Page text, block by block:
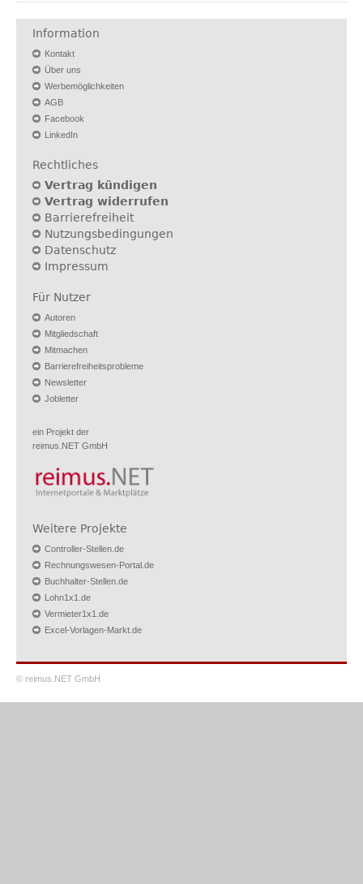
Information
Kontakt
Über uns
Werbemöglichkeiten
AGB
Facebook
LinkedIn
Rechtliches
Vertrag kündigen
Vertrag widerrufen
Barrierefreiheit
Nutzungsbedingungen
Datenschutz
Impressum
Für Nutzer
Autoren
Mitgliedschaft
Mitmachen
Barrierefreiheitsprobleme
Newsletter
Jobletter
ein Projekt der
reimus.NET GmbH
Weitere Projekte
Controller-Stellen.de
Rechnungswesen-Portal.de
Buchhalter-Stellen.de
Lohn1x1.de
Vermieter1x1.de
Excel-Vorlagen-Markt.de
© reimus.NET GmbH